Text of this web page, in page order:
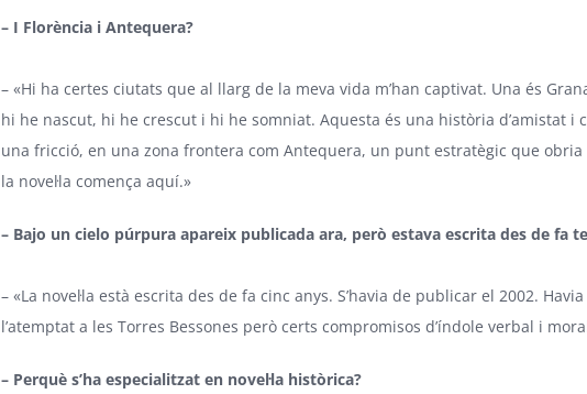
– I Florència i Antequera?
– «Hi ha certes ciutats que al llarg de la meva vida m’han captivat. Una és
hi he nascut, hi he crescut i hi he somniat. Aquesta és una història d’amistat
una fricció, en una zona frontera com Antequera, un punt estratègic que
la novel·la comença aquí.»
– Bajo un cielo púrpura apareix publicada ara, però estava escrita des de fa
– «La novel·la està escrita des de fa cinc anys. S’havia de publicar el 2002.
l’atemptat a les Torres Bessones però certs compromisos d’índole verbal i
– Perquè s’ha especialitzat en novel·la històrica?